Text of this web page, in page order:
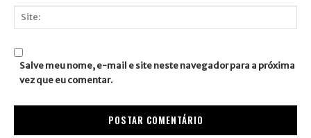
mail:*
Salve meu nome, e-mail e site neste navegador para a próxima
vez que eu comentar.